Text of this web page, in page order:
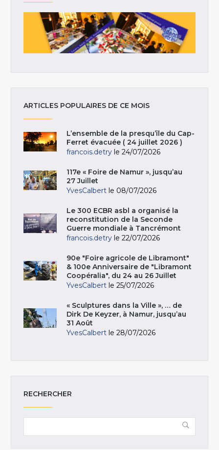
ARTICLES POPULAIRES DE CE MOIS
L’ensemble de la presqu’île du Cap-
Ferret évacuée ( 24 juillet 2026 )
francois.detry le 24/07/2026
117e « Foire de Namur », jusqu’au
27 Juillet
YvesCalbert le 08/07/2026
Le 300 ECBR asbl a organisé la
reconstitution de la Seconde
Guerre mondiale à Tancrémont
francois.detry le 22/07/2026
90e "Foire agricole de Libramont"
& 100e Anniversaire de "Libramont
Coopéralia", du 24 au 26 Juillet
YvesCalbert le 25/07/2026
« Sculptures dans la Ville », … de
Dirk De Keyzer, à Namur, jusqu’au
31 Août
YvesCalbert le 28/07/2026
RECHERCHER